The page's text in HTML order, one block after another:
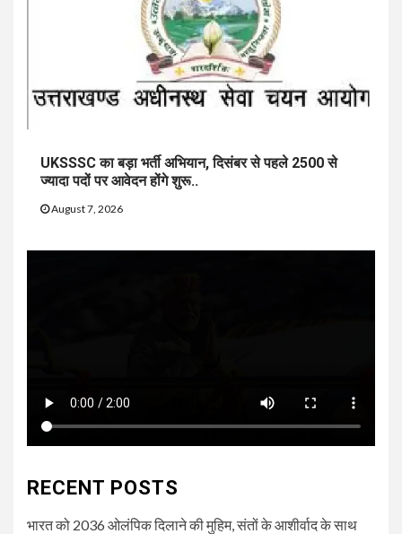
UKSSSC का बड़ा भर्ती अभियान, दिसंबर से पहले 2500 से
ज्यादा पदों पर आवेदन होंगे शुरू..
August 7, 2026
RECENT POSTS
भारत को 2036 ओलंपिक दिलाने की मुहिम, संतों के आशीर्वाद के साथ